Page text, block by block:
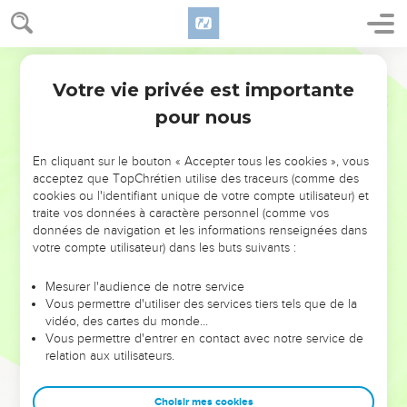
NE MANQUEZ PAS L’ÉVÉNEMENT
DE L’ANNÉE !
ET SI LEURS ERREURS POUVAIENT VOUS ÉVITER LES
VOTRES ?
leur foi ou leur vision. Mais on voit moins les doutes, les erreurs
et les saisons difficiles qu'ils ont traversés, alors même que ce
sont elles qui les ont façonnés.
Dans cette conférence, leaders, entrepreneurs, et responsables
clés pour avancer avec plus de sagesse afin que leurs erreurs
Votre vie privée est importante
pour nous
En cliquant sur le bouton « Accepter tous les cookies », vous
acceptez que TopChrétien utilise des traceurs (comme des
cookies ou l'identifiant unique de votre compte utilisateur) et
traite vos données à caractère personnel (comme vos
données de navigation et les informations renseignées dans
votre compte utilisateur) dans les buts suivants :
Mesurer l'audience de notre service
Vous permettre d'utiliser des services tiers tels que de la
vidéo, des cartes du monde…
Vous permettre d'entrer en contact avec notre service de
relation aux utilisateurs.
Choisir mes cookies